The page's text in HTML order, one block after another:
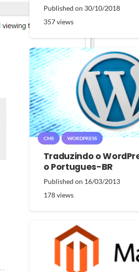
Published on 30/10/2018
357views
CMS WORDPRESS
Traduzindo o
o Portugues-BR
Published on 16/03/2013
178views